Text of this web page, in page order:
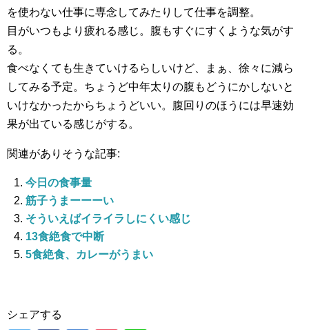
を使わない仕事に専念してみたりして仕事を調整。
目がいつもより疲れる感じ。腹もすぐにすくような気がす
る。
食べなくても生きていけるらしいけど、まぁ、徐々に減ら
してみる予定。ちょうど中年太りの腹もどうにかしないと
いけなかったからちょうどいい。腹回りのほうには早速効
果が出ている感じがする。
関連がありそうな記事:
今日の食事量
筋子うまーーーい
そういえばイライラしにくい感じ
13食絶食で中断
5食絶食、カレーがうまい
シェアする